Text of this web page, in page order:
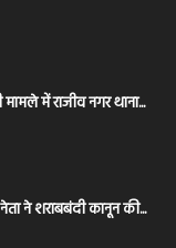
में राजीव नगर थाना...
ने शराबबंदी कानून की...